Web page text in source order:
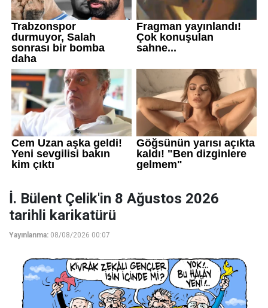
İ. Bülent Çelik'in 8 Ağustos 2026
tarihli karikatürü
Yayınlanma: 08/08/2026 00:07